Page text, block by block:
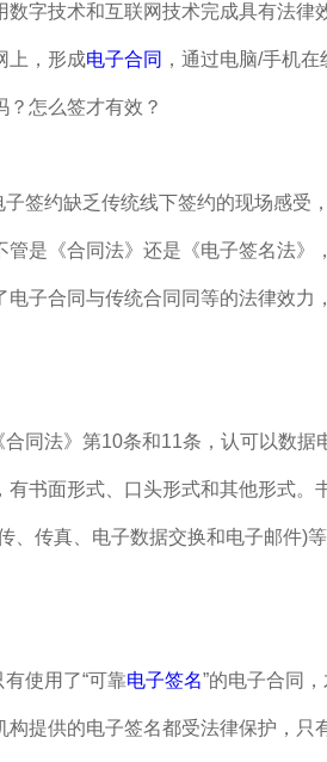
数字技术和互联网技术完成具有法律
上，形成电子合同 ，通过电脑/手机
？怎么签才有效？
签约缺乏传统线下签约的现场感受
管是《合同法》还是《电子签名法》
电子合同与传统合同同等的法律效力
同法》第10条和11条，认可以数据
有书面形式、口头形式和其他形式。
、传真、电子数据交换和电子邮件)
使用了“可靠电子签名”的电子合同
构提供的电子签名都受法律保护，只